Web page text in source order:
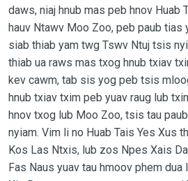
daws, niaj hnub mas peb hnov Huab
hauv Ntawv Moo Zoo, peb paub tias
siab thiab yam twg Tswv Ntuj tsis
thiab ua raws mas txog hnub txiav
kev cawm, tab sis yog peb tsis
hnub txiav txim peb yuav raug lub
hnov txog lub Moo Zoo, tsis tau
nyiam. Vim li no Huab Tais Yes Xus
Kos Las Ntxis, lub zos Npes Xais
Fas Naus yuav tau hmoov phem